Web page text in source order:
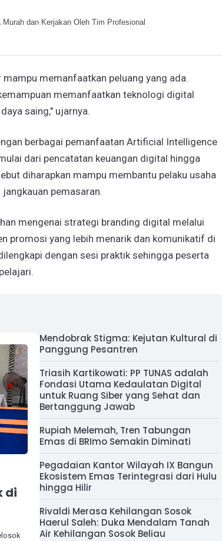
dan Kerjakan Oleh Tim Profesional
memanfaatkan peluang yang ada.
memanfaatkan teknologi digital
saing," ujarnya.
berbagai pemanfaatan Artificial Intelligence
dari pencatatan keuangan digital hingga
diharapkan mampu membantu pelaku usaha
pemasaran.
mengenai strategi branding digital melalui
promosi yang lebih menarik dan komunikatif di
dengan sesi praktik sehingga peserta
di
Mendobrak Stigma: Kejutan Kultural di
Panggung Pesantren
Triasih Kartikowati: PP TUNAS adalah
Fondasi Utama Kedaulatan Digital
untuk Ruang Siber yang Sehat dan
Bertanggung Jawab
Rupiah Melemah, Tren Tabungan
Emas di BRImo Semakin Diminati
Pegadaian Kantor Wilayah IX Bangun
Ekosistem Emas Terintegrasi dari Hulu
hingga Hilir
Rivaldi Merasa Kehilangan Sosok
Haerul Saleh: Duka Mendalam Tanah
Air Kehilangan Sosok Beliau